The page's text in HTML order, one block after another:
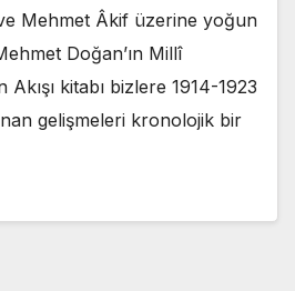
Mehmet Âkif üzerine yoğun
Doğan’ın Millî
Akışı kitabı bizlere 1914-1923
gelişmeleri kronolojik bir